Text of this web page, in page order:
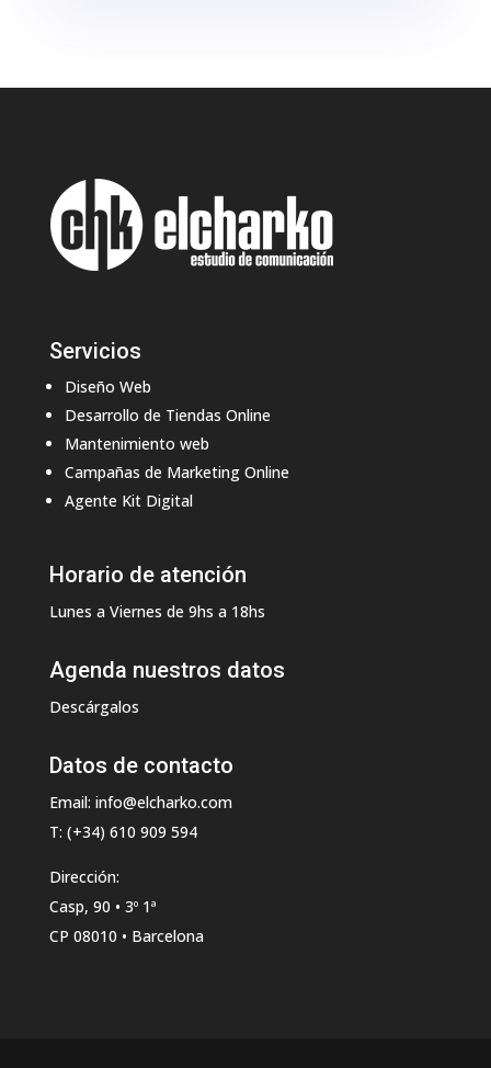
Servicios
Diseño Web
Desarrollo de Tiendas Online
Mantenimiento web
Campañas de Marketing Online
Agente Kit Digital
Horario de atención
Lunes a Viernes de 9hs a 18hs
Agenda nuestros datos
Descárgalos
Datos de contacto
Email: info@elcharko.com
T: (+34) 610 909 594
Dirección:
Casp, 90 • 3º 1ª
CP 08010 • Barcelona